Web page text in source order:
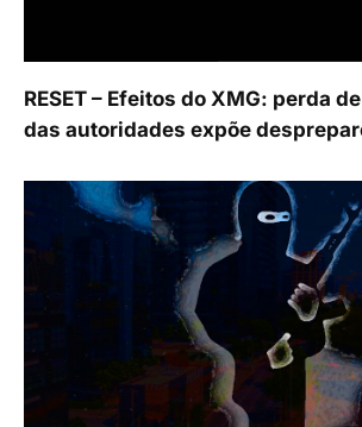
RESET – Efeitos do XMG: perda
das autoridades expõe